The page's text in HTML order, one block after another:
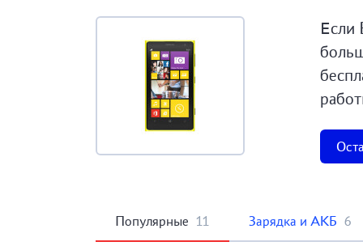
Если
Популярные 11 Зарядка и АКБ 6